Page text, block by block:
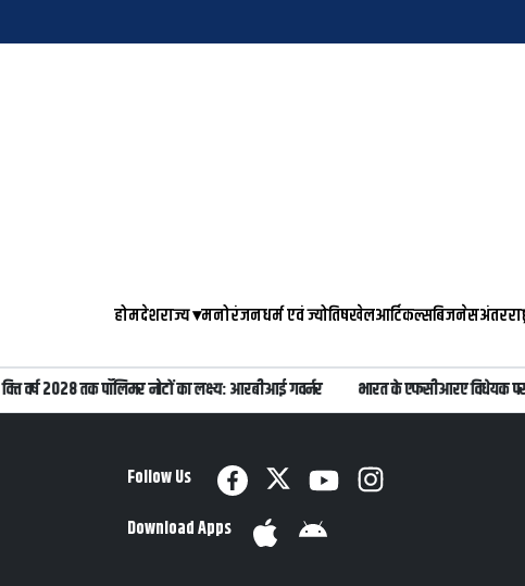
होमदेशराज्य▾मनोरंजनधर्म एवं ज्योतिषखेलआर्टिकल्सबिजनेस
वित्त वर्ष 2028 तक पॉलिमर नोटों का लक्ष्य: आरबीआई गवर्नर भारत के एफसीआरए विधेयक पर
Follow Us
Download Apps